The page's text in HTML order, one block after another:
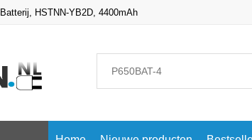
HSTNN-YB2D, 4400mAh